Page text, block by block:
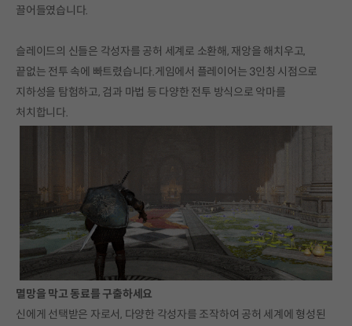
끌어들였습니다.
슬레이드의 신들은 각성자를 공허 세계로 소환해, 재앙을 해치우고,
끝없는 전투 속에 빠트렸습니다.게임에서 플레이어는 3인칭 시점으로
지하성을 탐험하고, 검과 마법 등 다양한 전투 방식으로 악마를
처치합니다.
멸망을 막고 동료를 구출하세요
신에게 선택받은 자로서, 다양한 각성자를 조작하여 공허 세계에 형성된